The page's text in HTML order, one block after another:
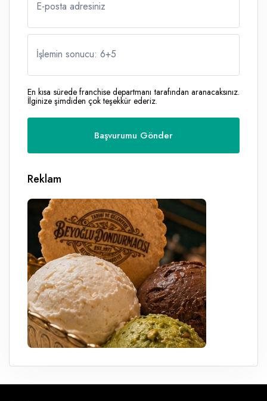
E-posta adresiniz
İşlemin sonucu: 6+5
En kısa sürede franchise departmanı tarafından aranacaksınız.
İlginize şimdiden çok teşekkür ederiz.
Reklam